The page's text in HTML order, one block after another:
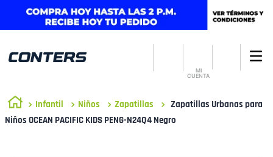
MI
CUENTA
Infantil Niños Zapatillas
Zapatillas Urbanas para
Niños OCEAN PACIFIC KIDS PENG-N24Q4 Negro